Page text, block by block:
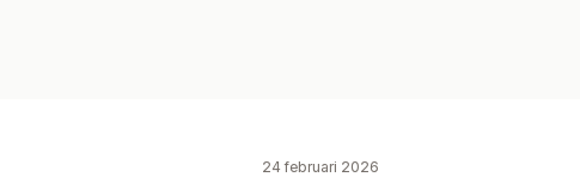
24 februari 2026